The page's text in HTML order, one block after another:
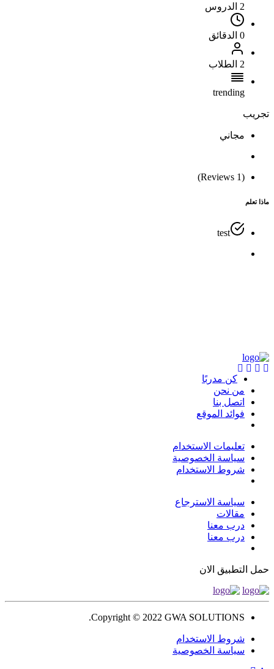
2 الدروس
0 الدقائق
2 الطلاب
trending
تجريب
مجاني
(1 Reviews)
ماذا تعلم
test
كن مدربًا
من نحن
اتصل بنا
فوائد الموقع
تعليمات الاستخدام
سياسة الخصوصية
شروط الاستخدام
سياسة الاسترجاع
مقالات
درب معنا
درب معنا
حمل التطبيق الان
Copyright © 2022 GWA SOLUTIONS.
شروط الاستخدام
سياسة الخصوصية